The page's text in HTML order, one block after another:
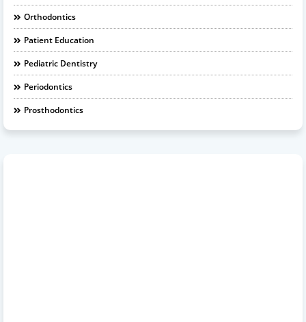
Orthodontics
Patient Education
Pediatric Dentistry
Periodontics
Prosthodontics